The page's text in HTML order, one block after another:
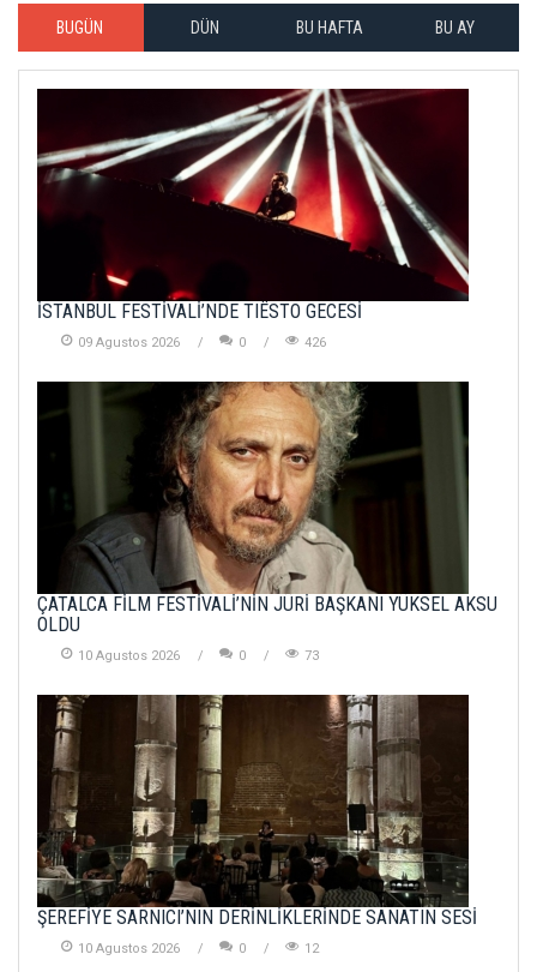
BUGÜN DÜN BU HAFTA BU AY
İSTANBUL FESTİVALİ’NDE TIËSTO GECESİ
09 Agustos 2026 0 426
ÇATALCA FİLM FESTİVALİ’NİN JÜRİ BAŞKANI YÜKSEL AKSU
OLDU
10 Agustos 2026 0 73
ŞEREFİYE SARNICI’NIN DERİNLİKLERİNDE SANATIN SESİ
10 Agustos 2026 0 12